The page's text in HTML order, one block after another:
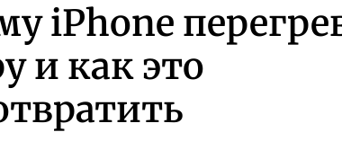
iPhone
и как это